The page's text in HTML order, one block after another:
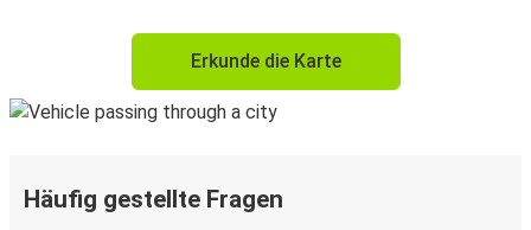
Erkunde die Karte
Häufig gestellte Fragen